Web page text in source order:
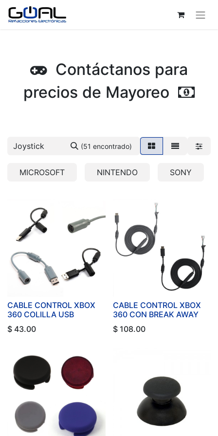
Contáctanos para
precios de Mayoreo
(51 encontrado)
MICROSOFT NINTENDO SONY
CABLE CONTROL XBOX
360 COLILLA USB
$ 43.00
CABLE CONTROL XBOX
360 CON BREAK AWAY
$ 108.00